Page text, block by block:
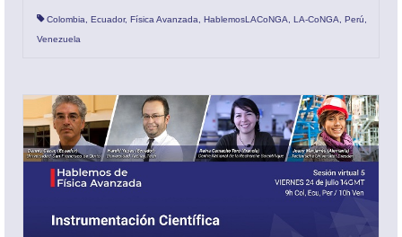
Colombia Ecuador, Física Avanzada HablemosLACoNGA LA-CoNGA Perú
Venezuela